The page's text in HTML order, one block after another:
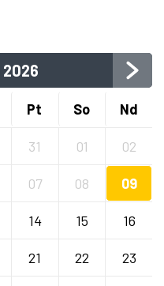
2026
Pt So Nd
31 01 02
07 08 09
14 15 16
21 22 23